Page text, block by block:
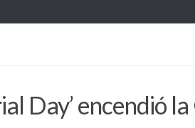
Day’ encendió